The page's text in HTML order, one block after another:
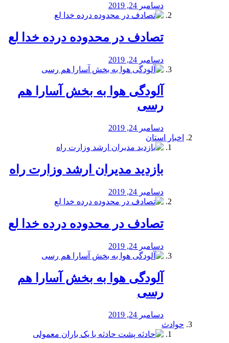
دسامبر 24, 2019
تصادف در محدوده درده خدا لع
دسامبر 24, 2019
آلودگی هوا به بخش آسارا هم
رسی
دسامبر 24, 2019
اخبار استان
بازدید مدیران ارشد وزارت راه
دسامبر 24, 2019
تصادف در محدوده درده خدا لع
دسامبر 24, 2019
آلودگی هوا به بخش آسارا هم
رسی
دسامبر 24, 2019
حوادث